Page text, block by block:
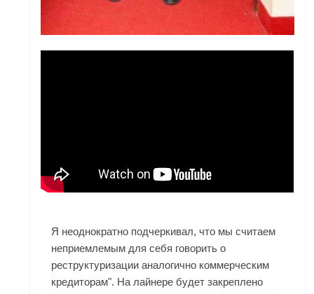
Я неоднократно подчеркивал, что мы считаем
неприемлемым для себя говорить о
реструктуризации аналогично коммерческим
кредиторам". На лайнере будет закреплено